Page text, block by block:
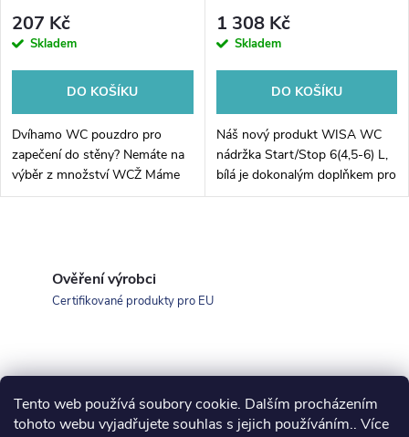
Tento web používá soubory cookie. Dalším procházením
tohoto webu vyjadřujete souhlas s jejich používáním.. Více
207 Kč
Skladem
DO KOŠÍKU
Dvíhamo WC pouzdro pro
zapečení do stěny? Nemáte na
výběr z množství WCŽ Máme
pro vás řešení - WC
1 308 Kč
Skladem
DO KOŠÍKU
Náš nový produkt WISA WC
nádržka Start/Stop 6(4,5-6) L,
bílá je dokonalým doplňkem pro
vaši koupelnu. Tato kvalitní a
á
d
Ověření výrobci
Certifikované produkty pro EU
Z koupelny-sanita.cz kupelne-online.sk